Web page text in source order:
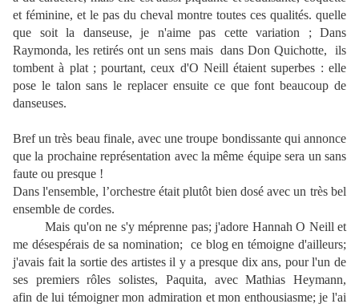
et féminine, et le pas du cheval montre toutes ces qualités. quelle
que soit la danseuse, je n'aime pas cette variation ; Dans
Raymonda, les retirés ont un sens mais dans Don Quichotte, ils
tombent à plat ; pourtant, ceux d'O Neill étaient superbes : elle
pose le talon sans le replacer ensuite ce que font beaucoup de
danseuses.
Bref un très beau finale, avec une troupe bondissante qui annonce
que la prochaine représentation avec la même équipe sera un sans
faute ou presque !
Dans l'ensemble, l’orchestre était plutôt bien dosé avec un très bel
ensemble de cordes.
Mais qu'on ne s'y méprenne pas; j'adore Hannah O Neill et
me désespérais de sa nomination; ce blog en témoigne d'ailleurs;
j'avais fait la sortie des artistes il y a presque dix ans, pour l'un de
ses premiers rôles solistes, Paquita, avec Mathias Heymann,
afin de lui témoigner mon admiration et mon enthousiasme; je l'ai